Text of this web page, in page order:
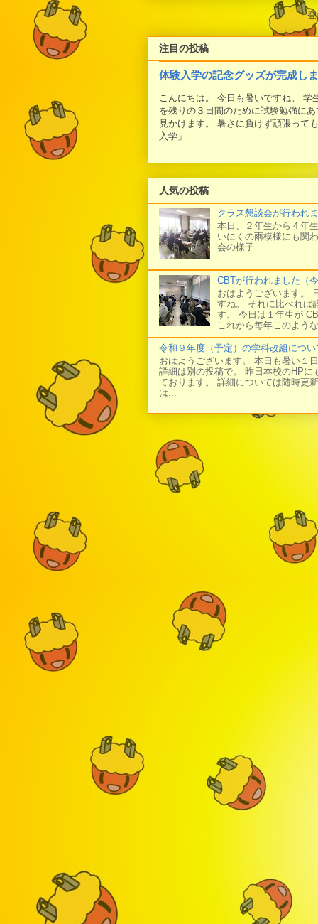
注目の投稿
体験入学の記念グッズが完成し
こんにちは。 今日も暑いですね。 学
を残りの３日間のために試験勉強に
見かけます。 暑さに負けず頑張って
入学」...
人気の投稿
クラス懇談会が行われ
本日、２年生から４年
いにくの雨模様にも関
会の様子
CBTが行われました（
おはようございます。
すね。 それに比べれば
す。 今日は１年生が
これから毎年このよう
令和９年度（予定）の学科改組につい
おはようございます。 本日も暑い１
詳細は別の投稿で。 昨日本校のHP
ております。 詳細については随時更
は...